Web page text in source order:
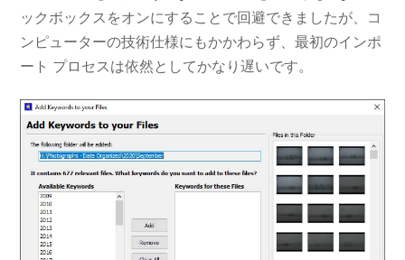
ックボックスをオンにすることで回避できましたが、コ
ンピューターの技術仕様にもかかわらず、最初のインポ
ート プロセスは依然としてかなり遅いです。